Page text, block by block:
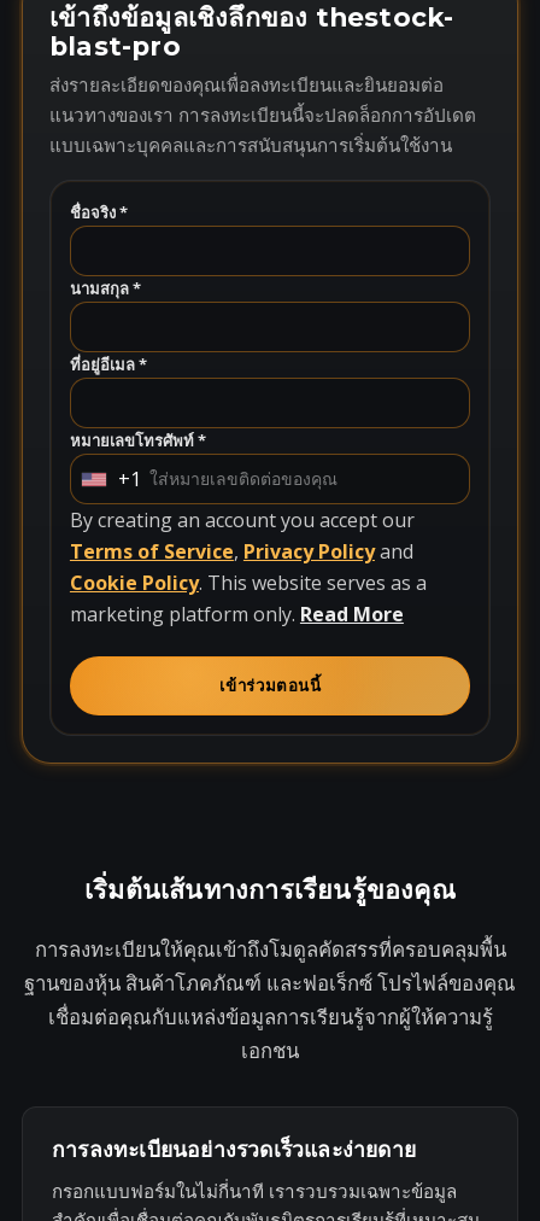
เข้าถึงข้อมูลเชิงลึกของ thestock-
blast-pro
ส่งรายละเอียดของคุณเพื่อลงทะเบียนและยินยอมต่อ
แนวทางของเรา การลงทะเบียนนี้จะปลดล็อกการอัปเดต
แบบเฉพาะบุคคลและการสนับสนุนการเริ่มต้นใช้งาน
ชื่อจริง *
นามสกุล *
ที่อยู่อีเมล *
หมายเลขโทรศัพท์ *
U
n
i
t
e
t
a
t
+
1
+1
By creating an account you accept our
Terms of Service, Privacy Policyand
Cookie Policy. This website serves as a
marketing platform only. Read More
เข้าร่วมตอนนี้
เริ่มต้นเส้นทางการเรียนรู้ของคุณ
การลงทะเบียนให้คุณเข้าถึงโมดูลคัดสรรที่ครอบคลุมพื้น
ฐานของหุ้น สินค้าโภคภัณฑ์ และฟอเร็กซ์ โปรไฟล์ของคุณ
เชื่อมต่อคุณกับแหล่งข้อมูลการเรียนรู้จากผู้ให้ความรู้
เอกชน
การลงทะเบียนอย่างรวดเร็วและง่ายดาย
กรอกแบบฟอร์มในไม่กี่นาที เรารวบรวมเฉพาะข้อมูล